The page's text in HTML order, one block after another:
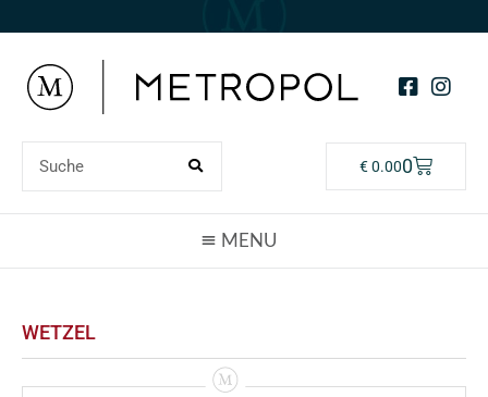
€0.000
WETZEL